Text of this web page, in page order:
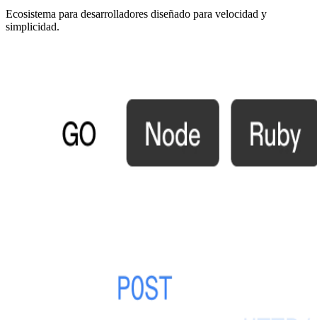
Ecosistema para desarrolladores diseñado para velocidad y
simplicidad.